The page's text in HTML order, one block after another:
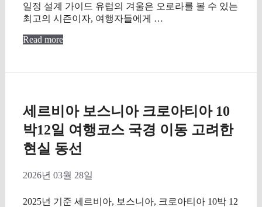
일정 설계 가이드 유럽의 겨울은 오로라를 볼 수 있는
최고의 시즌이자, 여행자들에게 …
Read more
세르비아 보스니아 크로아티아 10
박12일 여행코스 국경 이동 고려한
현실 동선
2026년 03월 28일
2025년 기준 세르비아, 보스니아, 크로아티아 10박 12